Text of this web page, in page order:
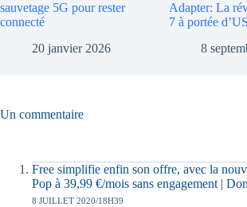
sauvetage 5G pour rester
connecté
20 janvier 2026
Adapter: La
7 à portée
8
Un commentaire
Free simplifie enfin son offre, avec la
Pop à 39,99 €/mois sans engagement |
8 JUILLET 2020/18H39